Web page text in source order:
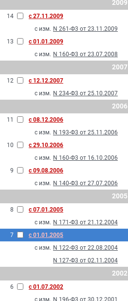
2009
14
с 27.11.2009
с изм. N 261-Ф3 от 23.11.2009
13
с 01.01.2009
с изм. N 160-Ф3 от 23.07.2008
2007
12
с 12.12.2007
с изм. N 234-Ф3 от 25.10.2007
2006
11
с 08.12.2006
с изм. N 193-Ф3 от 25.11.2006
10
с 29.10.2006
с изм. N 160-Ф3 от 16.10.2006
9
с 09.08.2006
с изм. N 140-Ф3 от 27.07.2006
2005
8
с 07.01.2005
с изм. N 171-Ф3 от 21.12.2004
7
с 01.01.2005
с изм. N 122-Ф3 от 22.08.2004
N 127-Ф3 от 02.11.2004
2002
6
с 01.07.2002
с изм. N 196-Ф3 от 30.12.2001